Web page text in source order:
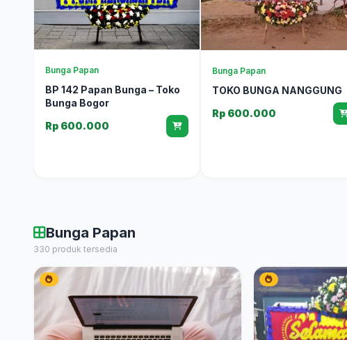
Bunga Papan
BP 142 Papan Bunga – Toko
Bunga Bogor
Rp 600.000
Bunga Papan
TOKO BUNGA NANGGUNG
Rp 600.000
Bunga Papan
330 produk tersedia